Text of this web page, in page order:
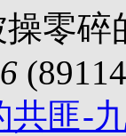
零碎
共匪-